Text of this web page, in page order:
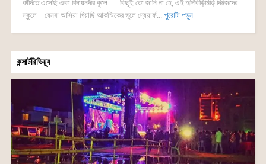
কাঁদিতে এসেছি একা বিদায়নদীর কূলে ... কিছুই তো জানি না হে, এই হৃদিকিড়িমিড়ি দিগ্গজদের
স্কুলে— যেনবা আসিয়া গিয়াছি আকস্মিকের ভুলে দ্যেয়ার্ফ...
পুরোটা পড়ুন
কন্সার্টরিভিয়্যু